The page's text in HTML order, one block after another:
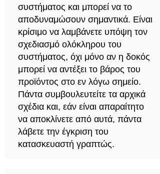
συστήματος και μπορεί να το
αποδυναμώσουν σημαντικά. Είναι
κρίσιμο να λαμβάνετε υπόψη τον
σχεδιασμό ολόκληρου του
συστήματος, όχι μόνο αν η δοκός
μπορεί να αντέξει το βάρος του
προϊόντος στο εν λόγω σημείο.
Πάντα συμβουλευτείτε τα αρχικά
σχέδια και, εάν είναι απαραίτητο
να αποκλίνετε από αυτά, πάντα
λάβετε την έγκριση του
κατασκευαστή γραπτώς.